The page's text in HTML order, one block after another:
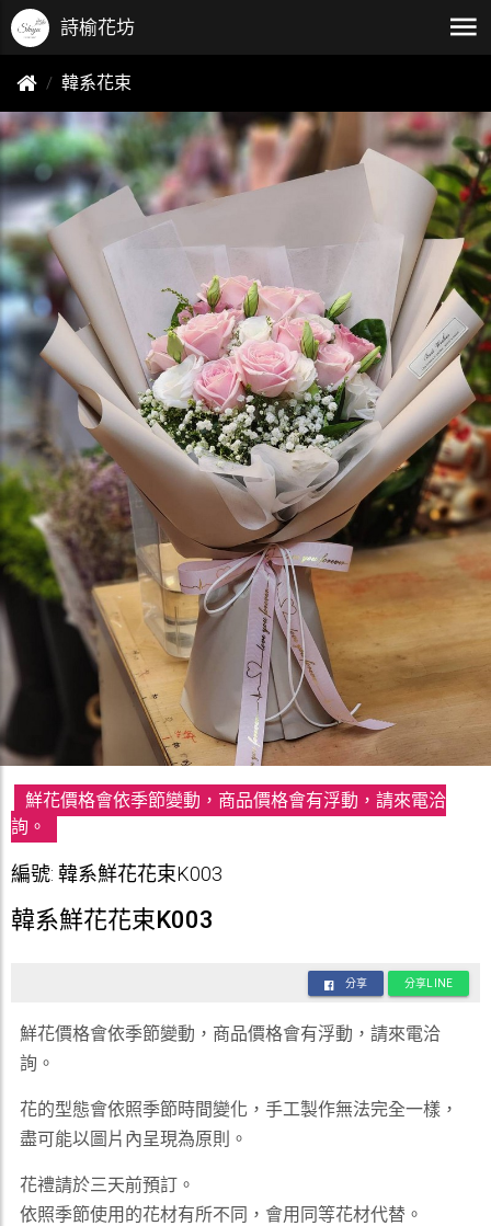
詩榆花坊
韓系花束
鮮花價格會依季節變動，商品價格會有浮動，請來電洽
詢。
編號: 韓系鮮花花束K003
韓系鮮花花束K003
分享 分享LINE
鮮花價格會依季節變動，商品價格會有浮動，請來電洽
詢。
花的型態會依照季節時間變化，手工製作無法完全一樣，
盡可能以圖片內呈現為原則。
花禮請於三天前預訂。
依照季節使用的花材有所不同，會用同等花材代替。